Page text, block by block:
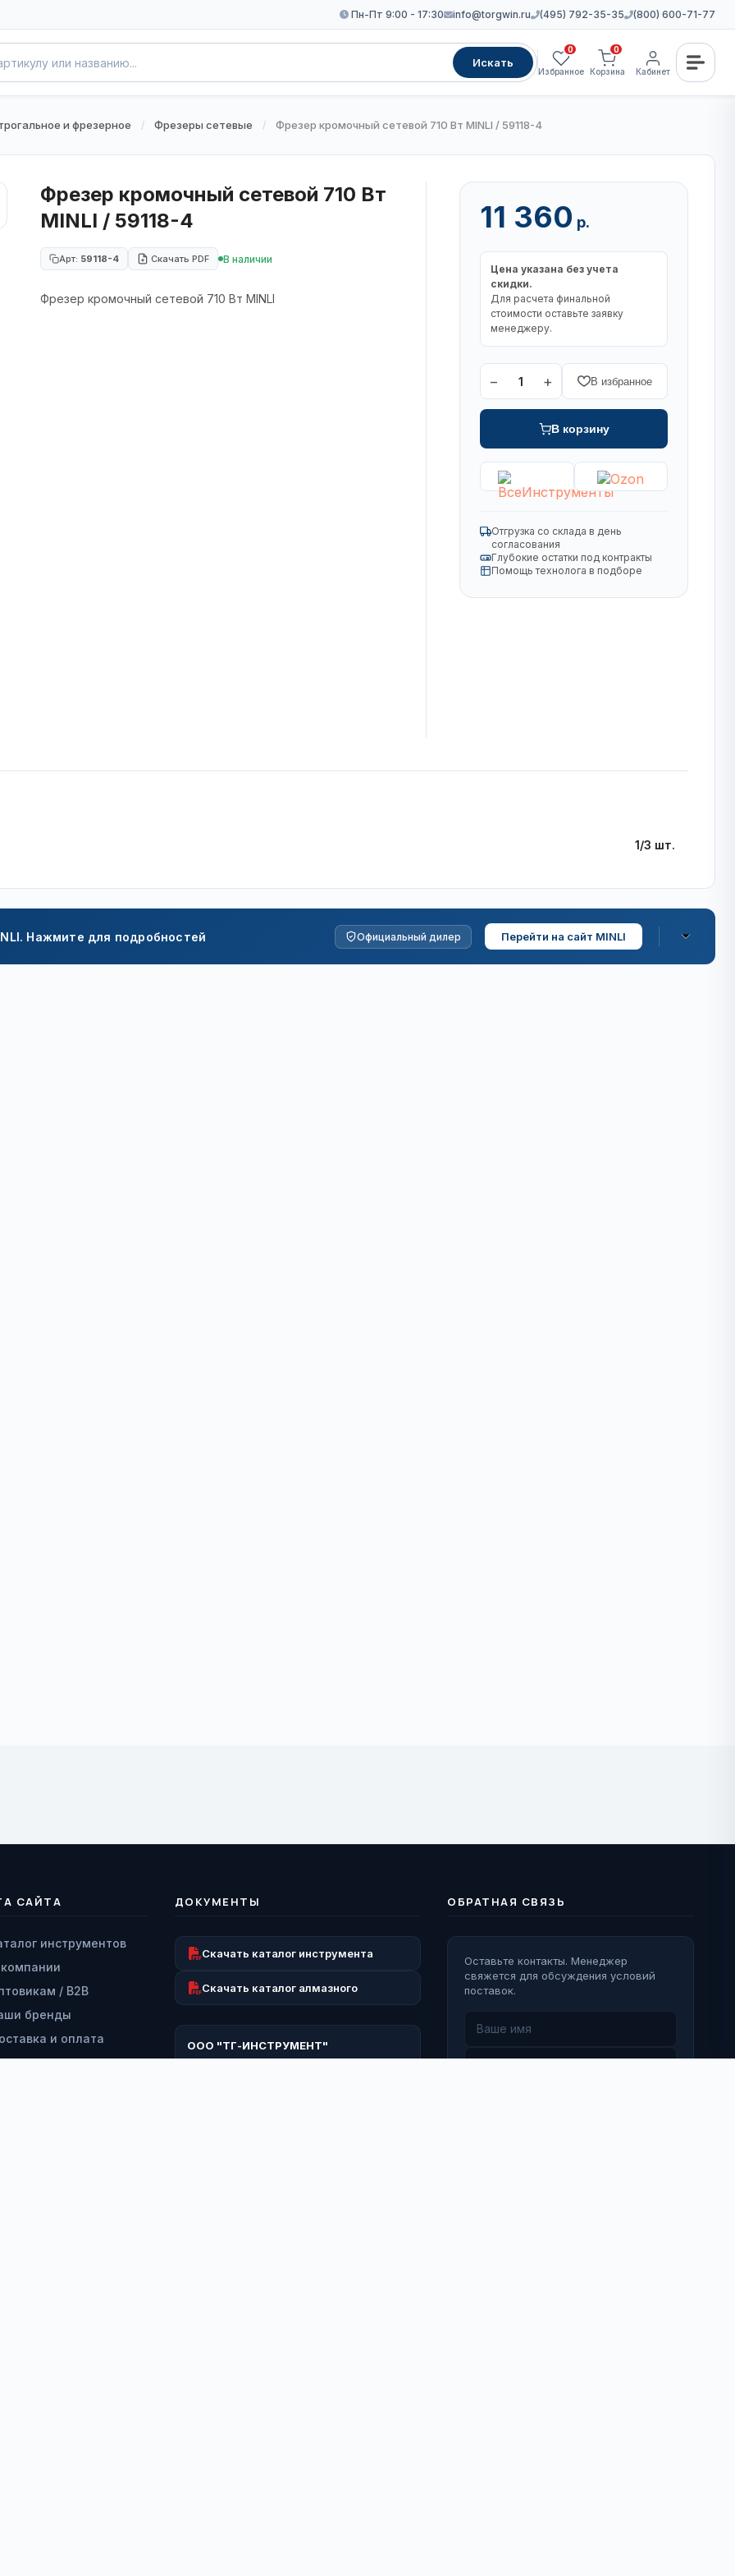
Пн-Пт 9:00 - 17:30 info@torgwin.ru (495) 792-35-35 (800) 600-71-77
Искать
0
Избранное
0
Корзина Кабинет
и фрезерное / Фрезеры сетевые / Фрезер кромочный сетевой 710 Вт MINLI / 59118-4
Фрезер кромочный сетевой 710 Вт
MINLI / 59118-4
Арт: 59118-4 Скачать PDF В наличии
Фрезер кромочный сетевой 710 Вт MINLI
11 360 р.
Цена указана без учета
скидки.
Для расчета финальной
стоимости оставьте заявку
менеджеру.
− 1 + В избранное
В корзину
Отгрузка со склада в день
согласования
Глубокие остатки под контракты
Помощь технолога в подборе
1/3 шт.
Нажмите для подробностей Официальный дилер Перейти на сайт MINLI
САЙТА
инструментов
/ B2B
бренды
и оплата
и гарантия
ДОКУМЕНТЫ
Скачать каталог инструмента
Скачать каталог алмазного
ООО "ТГ-ИНСТРУМЕНТ"
ОБРАТНАЯ СВЯЗЬ
Оставьте контакты. Менеджер
свяжется для обсуждения условий
поставок.